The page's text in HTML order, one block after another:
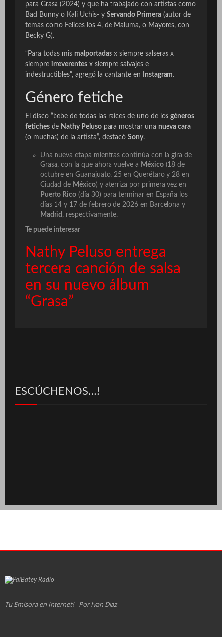
para Grasa (2024) y que ha trabajado con artistas como
Bad Bunny o Kali Uchis- y Servando Primera (autor de
temas como Felices los 4, de Maluma, o Mayores, con
Becky G).
“Para todas mis malportadas x siempre salseras x
siempre irreverentes x siempre salvajes e
indestructibles”, agregó la cantante en
Instagram.
Género fetiche
El disco “bebe de todas las raíces de uno de los géneros
fetiches de Nathy Peluso para mostrar una nueva cara
(o muchas) de la artista”, destacó Sony.
Una nueva etapa mientras continúa con la gira de
Grasa, con la que ahora vuelve a México (18 de
octubre en Guanajuato, 25 en Querétaro y 28 en
Ciudad de México) y aterriza por primera vez en
Puerto Rico (día 30) para terminar en España los
días 14 y 17 de febrero de 2026 en Barcelona y
Madrid , respectivamente.
Te puede interesar
Nathy Peluso entrega
tercera canción de salsa
en su nuevo álbum
“Grasa”
ESCÚCHENOS…!
Tu Emisora en Internet! - Por Ivan Diaz